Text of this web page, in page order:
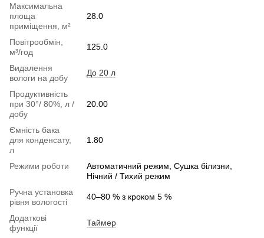
Максимальна
площа
приміщення, м²
28.0
Повітрообмін,
м³/год
125.0
Видалення
вологи на добу
До 20 л
Продуктивність
при 30°/ 80%, л /
добу
20.00
Ємність бака
для конденсату,
л
1.80
Режими роботи
Автоматичний режим, Сушка білизни,
Нічний / Тихий режим
Ручна установка
рівня вологості
40–80 % з кроком 5 %
Додаткові
функції
Таймер